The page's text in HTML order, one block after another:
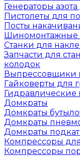
Генераторы
Пистолеты для
Посты
Шиномонтажные
Станки для
Запчасти для
колодок
Выпрессовщики
Гайковерты для
Гидравлические
Домкраты
Домкраты
Домкраты
Домкраты
Компрессоры для
Компрессоры